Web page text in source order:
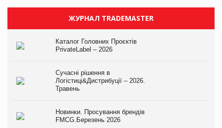
ЖУРНАЛ TRADEMASTER
Каталог Головних Проєктів
PrivateLabel – 2026
Сучасні рішення в
Логістиці&Дистрибуції – 2026.
Травень
Новинки. Просування брендів
FMCG.Березень 2026